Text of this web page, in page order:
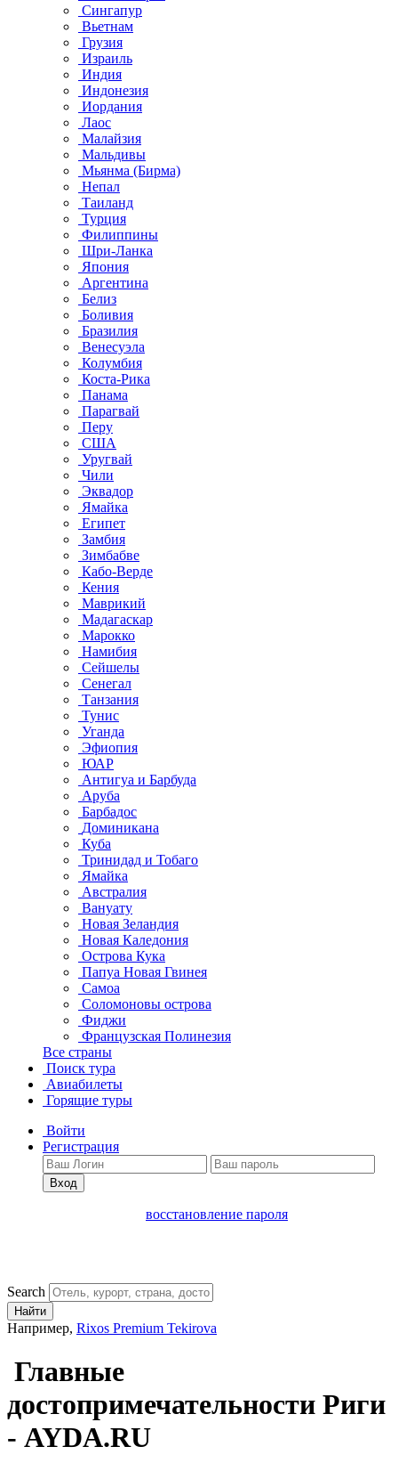
Сингапур
Вьетнам
Грузия
Израиль
Индия
Индонезия
Иордания
Лаос
Малайзия
Мальдивы
Мьянма (Бирма)
Непал
Таиланд
Турция
Филиппины
Шри-Ланка
Япония
Аргентина
Белиз
Боливия
Бразилия
Венесуэла
Колумбия
Коста-Рика
Панама
Парагвай
Перу
США
Уругвай
Чили
Эквадор
Ямайка
Египет
Замбия
Зимбабве
Кабо-Верде
Кения
Маврикий
Мадагаскар
Марокко
Намибия
Сейшелы
Сенегал
Танзания
Тунис
Уганда
Эфиопия
ЮАР
Антигуа и Барбуда
Аруба
Барбадос
Доминикана
Куба
Тринидад и Тобаго
Ямайка
Австралия
Вануату
Новая Зеландия
Новая Каледония
Острова Кука
Папуа Новая Гвинея
Самоа
Соломоновы острова
Фиджи
Французская Полинезия
Все страны
Поиск тура
Авиабилеты
Горящие туры
Войти
Регистрация
Вход
восстановление пароля
Search
Найти
Например, Rixos Premium Tekirova
Главные
достопримечательности Риги
- AYDA.RU